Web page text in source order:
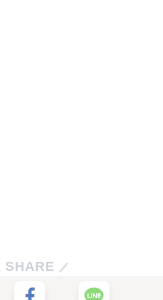
SHARE